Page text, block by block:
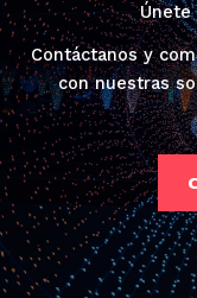
Únete
Contáctanos y
con nuestras